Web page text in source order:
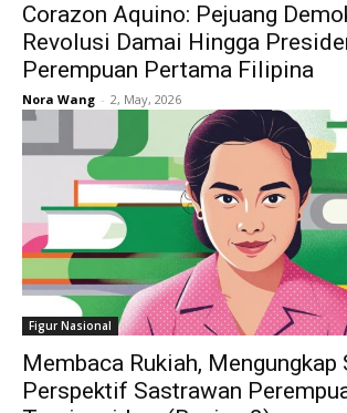
Corazon Aquino: Pejuang
Revolusi Damai Hingga
Perempuan Pertama Filipina
Nora Wang - 2, May, 2026
Figur Nasional
Membaca Rukiah, Mengungkap
Perspektif Sastrawan